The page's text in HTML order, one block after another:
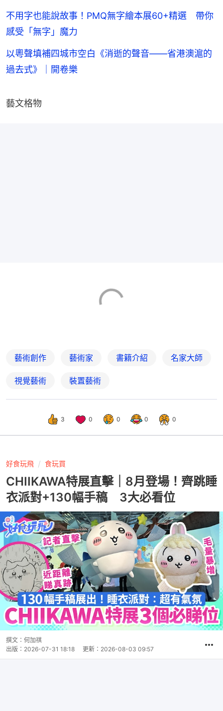
不用字也能說故事！PMQ無字繪本展60+精選 帶你
感受「無字」魔力
以粵聲填補四城市空白《消逝的聲音——省港澳滬的
過去式》｜開卷樂
藝文格物
藝術創作 藝術家 書籍介紹 名家大師
視覺藝術 裝置藝術
3 0 0 0 0
好食玩飛 食玩買
CHIIKAWA特展直擊｜8月登場！齊跳睡
衣派對+130幅手稿 3大必看位
撰文： 何加祺
出版： 2026-07-31 18:18 更新： 2026-08-03 09:57